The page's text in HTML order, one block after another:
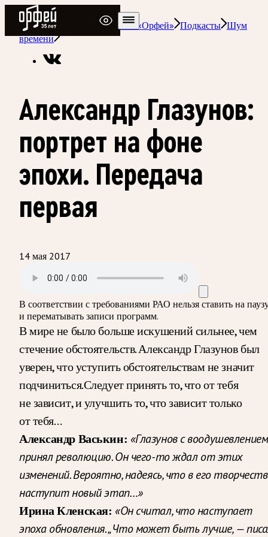
Радио Орфей
Радио классической музыки «Орфей» Подкасты Шум
времени
Александр Глазунов:
портрет на фоне
эпохи. Передача
первая
14 мая 2017
В соответствии с требованиями РАО нельзя ставить на
и перематывать записи программ.
В мире не было больше искушений сильнее, чем
стечение обстоятельств. Александр Глазунов был
уверен, что уступить обстоятельствам не значит
подчиниться.Следует принять то, что от тебя
не зависит, и улучшить то, что зависит только
от тебя…
Александр Васькин: «Глазунов с воодушевлением
принял революцию. Он чего-то ждал от этих
изменений. Вероятно, надеясь, что в его
наступит новый этап…»
Ирина Кленская: «Он считал, что наступает
эпоха обновления. „Что может быть лучше, —